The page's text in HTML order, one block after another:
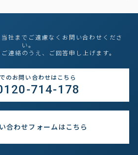
社までご遠慮なくお問い合わせくださ
い。
連絡のうえ、ご回答申し上げます。
のお問い合わせはこちら
714-178
合わせフォームはこちら